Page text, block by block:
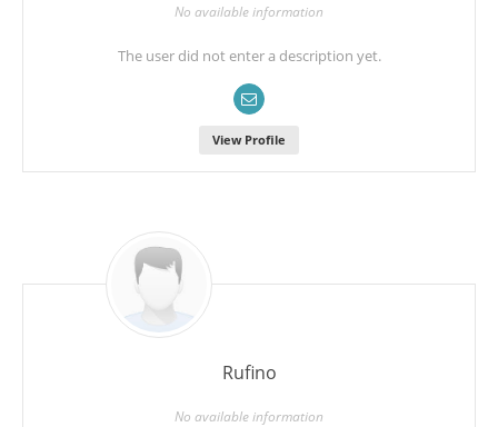
No available information
The user did not enter a description yet.
View Profile
Rufino
No available information